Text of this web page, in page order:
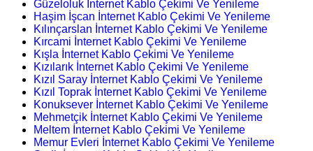
Güzeloluk İnternet Kablo Çekimi Ve Yenileme
Haşim İşcan İnternet Kablo Çekimi Ve Yenileme
Kılınçarslan İnternet Kablo Çekimi Ve Yenileme
Kırcami İnternet Kablo Çekimi Ve Yenileme
Kışla İnternet Kablo Çekimi Ve Yenileme
Kızılarık İnternet Kablo Çekimi Ve Yenileme
Kızıl Saray İnternet Kablo Çekimi Ve Yenileme
Kızıl Toprak İnternet Kablo Çekimi Ve Yenileme
Konuksever İnternet Kablo Çekimi Ve Yenileme
Mehmetçik İnternet Kablo Çekimi Ve Yenileme
Meltem İnternet Kablo Çekimi Ve Yenileme
Memur Evleri İnternet Kablo Çekimi Ve Yenileme